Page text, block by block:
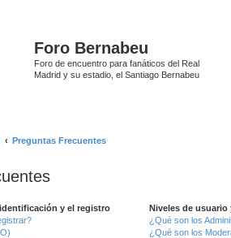
Foro Bernabeu
Foro de encuentro para fanáticos del Real
Madrid y su estadio, el Santiago Bernabeu
Preguntas Frecuentes
y el registro
Niveles de usuario
¿Qué son los
¿Qué son los